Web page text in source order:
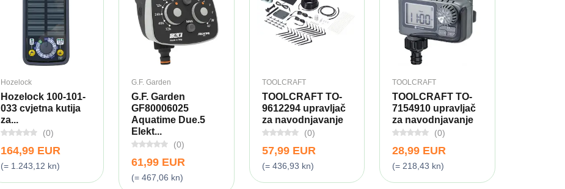
Hozelock
Hozelock 100-101-
033 cvjetna kutija
za...
(0)
164,99 EUR
(= 1.243,12 kn)
G.F. Garden
G.F. Garden
GF80006025
Aquatime Due.5
Elekt...
(0)
61,99 EUR
(= 467,06 kn)
TOOLCRAFT
TOOLCRAFT TO-
9612294 upravljač
za navodnjavanje
(0)
57,99 EUR
(= 436,93 kn)
TOOLCRAFT
TOOLCRAFT TO-
7154910 upravljač
za navodnjavanje
(0)
28,99 EUR
(= 218,43 kn)